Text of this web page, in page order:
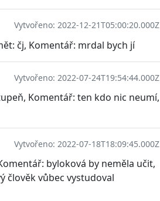
Vytvořeno: 2022-12-21T05:00:20.000Z
čj, Komentář: mrdal bych jí
Vytvořeno: 2022-07-24T19:54:44.000Z
Komentář: ten kdo nic neumí,
Vytvořeno: 2022-07-18T18:09:45.000Z
byloková by neměla učit,
člověk vůbec vystudoval